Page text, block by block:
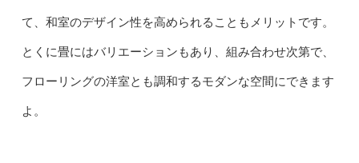
て、和室のデザイン性を高められることもメリットです。
とくに畳にはバリエーションもあり、組み合わせ次第で、
フローリングの洋室とも調和するモダンな空間にできます
よ。